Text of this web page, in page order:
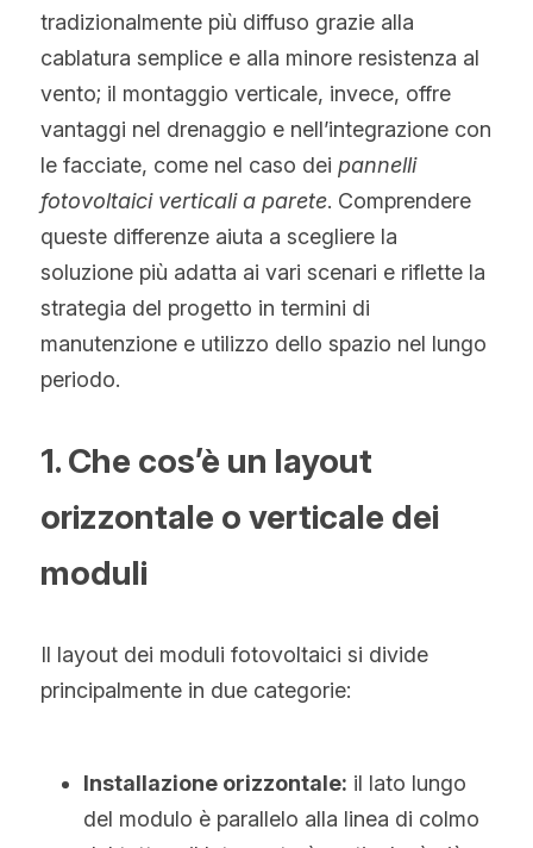
Inglese
Finlandese
Turco
Olandese
Ucraino
Hindi
Malese
Bengalese
Tailandese
Slovacco
tradizionalmente più diffuso grazie alla
cablatura semplice e alla minore resistenza al
vento; il montaggio verticale, invece, offre
vantaggi nel drenaggio e nell’integrazione con
le facciate, come nel caso dei pannelli
fotovoltaici verticali a parete. Comprendere
queste differenze aiuta a scegliere la
soluzione più adatta ai vari scenari e riflette la
strategia del progetto in termini di
manutenzione e utilizzo dello spazio nel lungo
periodo.
1. Che cos’è un layout
orizzontale o verticale dei
moduli
Il layout dei moduli fotovoltaici si divide
principalmente in due categorie:
Installazione orizzontale: il lato lungo
del modulo è parallelo alla linea di colmo